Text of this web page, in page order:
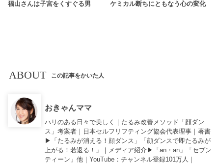
福山さんは子宮をくすぐる男
ケミカル断ちにともなう心の変化
ABOUT この記事をかいた人
おきゃんママ
ハリのある日々で美しく｜たるみ改善メソッド「顔ダン
ス」考案者｜日本セルフリフティング協会代表理事｜著書
▶︎「 たるみが消える！顔ダンス 」「 顔ダンスで即たるみが
上がる！若返る！ 」｜メディア紹介▶︎「an・an」「セブン
ティーン」他｜YouTube ：チャンネル登録101万人｜